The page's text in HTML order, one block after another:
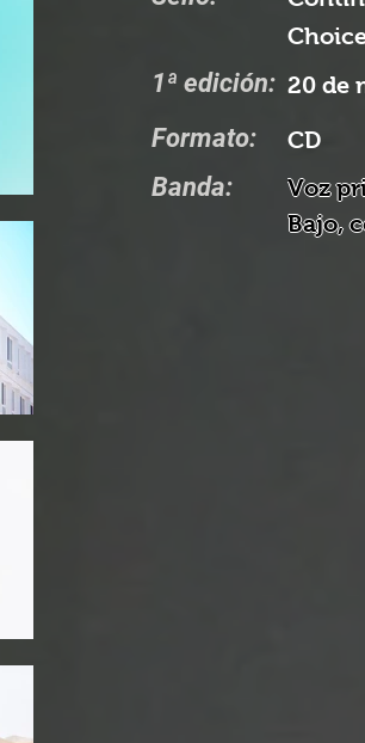
1ª edición: 20 de
Formato:
Banda:
CD
Voz
Bajo,